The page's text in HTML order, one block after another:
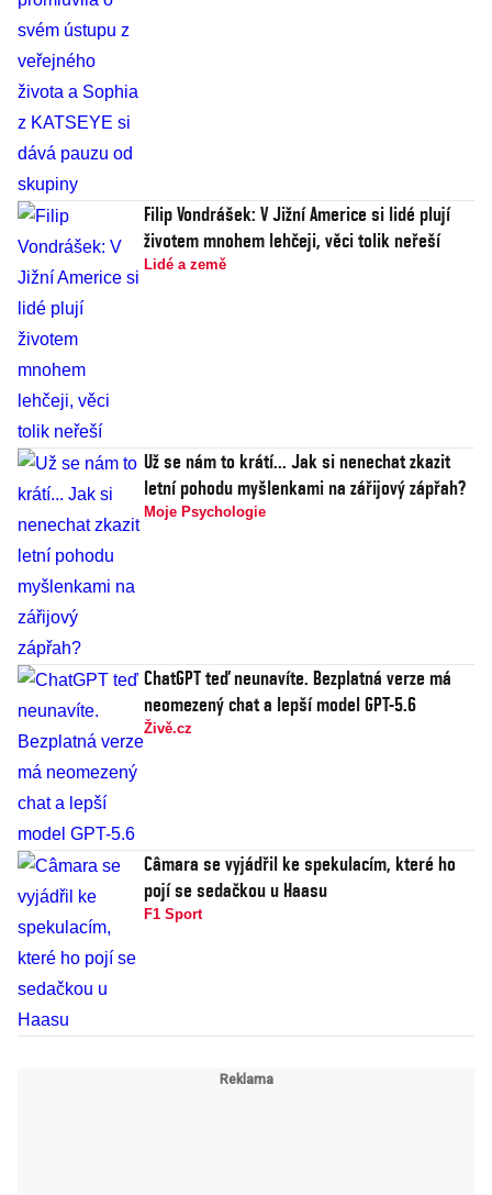
Filip Vondrášek: V Jižní Americe si lidé plují
životem mnohem lehčeji, věci tolik neřeší
Lidé a země
Už se nám to krátí... Jak si nenechat zkazit
letní pohodu myšlenkami na zářijový zápřah?
Moje Psychologie
ChatGPT teď neunavíte. Bezplatná verze má
neomezený chat a lepší model GPT-5.6
Živě.cz
Câmara se vyjádřil ke spekulacím, které ho
pojí se sedačkou u Haasu
F1 Sport